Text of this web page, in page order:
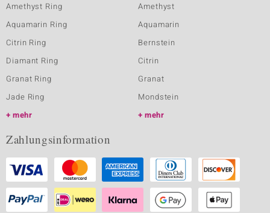
Amethyst Ring
Aquamarin Ring
Citrin Ring
Diamant Ring
Granat Ring
Jade Ring
mehr
Amethyst
Aquamarin
Bernstein
Citrin
Granat
Mondstein
mehr
Zahlungsinformation